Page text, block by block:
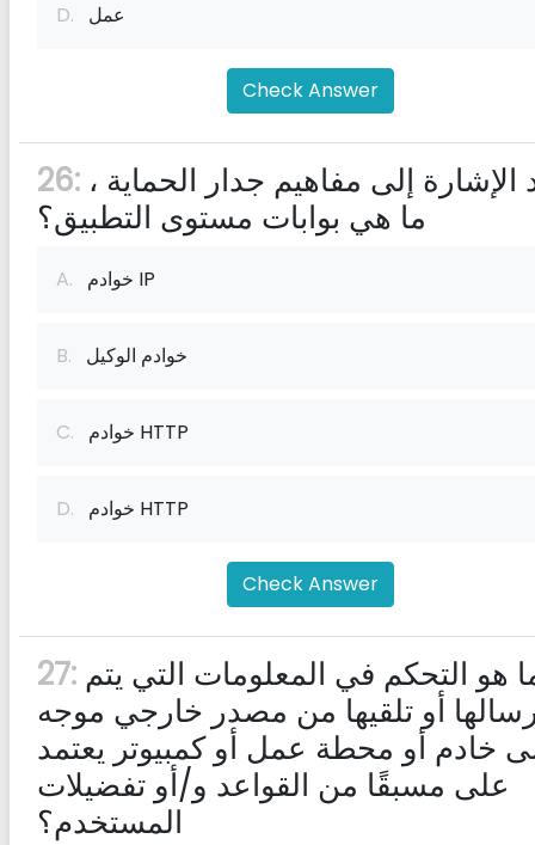
D. عمل
Check Answer
26:
ما هي بوابات مستوى التطبيق؟
A. خوادم IP
B. خوادم الوكيل
C. خوادم HTTP
D. خوادم HTTP
Check Answer
27:
أو تلقيها من مصدر خارجي موجه
خادم أو محطة عمل أو كمبيوتر يعتمد
على مسبقًا من القواعد و/أو تفضيلات
المستخدم؟